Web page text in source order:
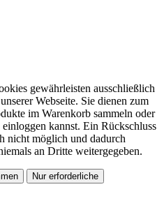
gewährleisten ausschließlich
Webseite. Sie dienen zum
im Warenkorb sammeln oder
kannst. Ein Rückschluss
nicht möglich und dadurch
an Dritte weitergegeben.
Nur erforderliche